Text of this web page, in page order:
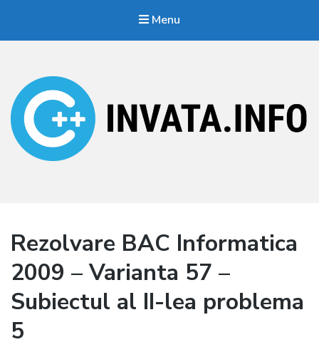
Menu
Rezolvare BAC Informatica
2009 – Varianta 57 –
Subiectul al II-lea problema
5